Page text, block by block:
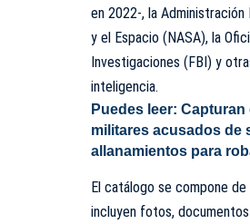
en 2022-, la
y el Espacio (NASA), la
Investigaciones (FBI) y
inteligencia.
Puedes leer: Capturan
militares acusados de
allanamientos para
El catálogo se compone
incluyen fotos,